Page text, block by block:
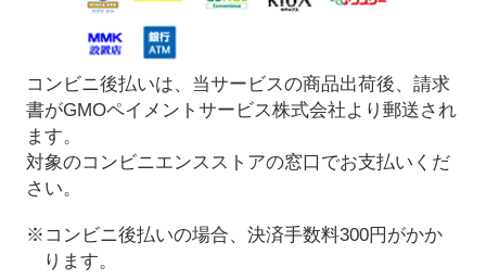
コンビニ後払いは、当サービスの商品出荷後、請求
書がGMOペイメントサービス株式会社より郵送され
ます。
対象のコンビニエンスストアの窓口でお支払いくだ
さい。
※コンビニ後払いの場合、決済手数料300円がかか
ります。